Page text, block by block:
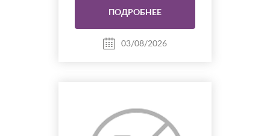
89500516184
ПОДРОБНЕЕ
03/08/2026